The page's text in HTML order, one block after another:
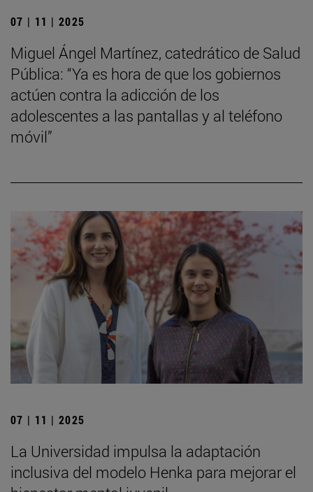
07 | 11 | 2025
Miguel Ángel Martínez, catedrático de Salud
Pública: “Ya es hora de que los gobiernos
actúen contra la adicción de los
adolescentes a las pantallas y al teléfono
móvil”
07 | 11 | 2025
La Universidad impulsa la adaptación
inclusiva del modelo Henka para mejorar el